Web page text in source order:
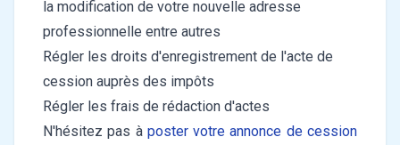
la modification de votre nouvelle adresse
professionnelle entre autres
Régler les droits d'enregistrement de l'acte de
cession auprès des impôts
Régler les frais de rédaction d'actes
N'hésitez pas à poster votre annonce de cession